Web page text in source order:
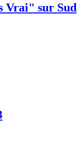
Vrai" sur Sud